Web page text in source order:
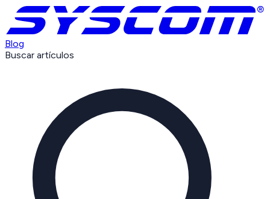
Blog
Buscar artículos